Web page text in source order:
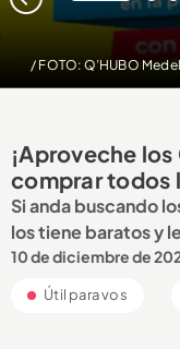
/ FOTO: Q’HUBO
¡Aproveche
comprar todos
Si anda buscando
los tiene baratos y
10 de diciembre de
Útil para vos